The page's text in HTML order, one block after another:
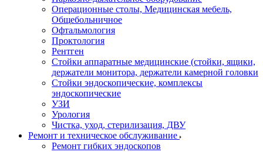
Операционные столы, Медицинская мебель,
Общебольничное
Офтальмология
Проктология
Рентген
Стойки аппаратные медицинские (стойки, ящики,
держатели монитора, держатели камерной головки
Стойки эндоскопические, комплексы
эндоскопические
УЗИ
Урология
Чистка, уход, стерилизация, ДВУ
Ремонт и техническое обслуживание
Ремонт гибких эндоскопов